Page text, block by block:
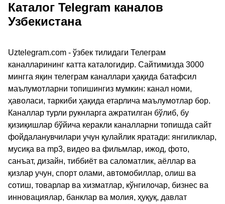
Каталог Telegram каналов
Узбекистана
Uztelegram.com - ўзбек тилидаги Телеграм
каналларининг катта каталогидир. Сайтимизда 3000
мингга яқин телеграм каналлари ҳақида батафсил
маълумотларни топишингиз мумкин: канал номи,
ҳаволаси, таркиби ҳақида етарлича маълумотлар бор.
Каналлар турли рукнларга ажратилган бўлиб, бу
қизиқишлар бўйича керакли каналларни топишда сайт
фойдаланувчилари учун қулайлик яратади: янгиликлар,
мусиқа ва mp3, видео ва фильмлар, ижод, фото,
санъат, дизайн, тиббиёт ва саломатлик, аёллар ва
қизлар учун, спорт олами, автомобиллар, олиш ва
сотиш, товарлар ва хизматлар, кўнгилочар, бизнес ва
инновациялар, банклар ва молия, ҳуқуқ, давлат